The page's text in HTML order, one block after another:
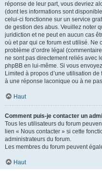
réponse de leur part, vous devriez
(dont les informations sont
celui-ci fonctionne sur un service
de gestion des abus. Veuillez noter
juridiction et ne peut en aucun cas
où et par qui ce forum est utilisé. Ne
problème d’ordre légal
ne sont pas directement reliés avec
phpBB en lui-même. Si vous
Limited à propos d’une utilisation
à une réponse laconique ou à ne
Haut
Comment puis-je contacter un
Tous les utilisateurs du forum
lien « Nous contacter » si cette
administrateurs du forum.
Les membres du forum peuvent
Haut